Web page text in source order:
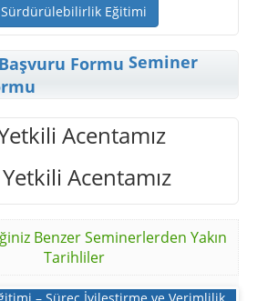
Sürdürülebilirlik Eğitimi
Seminer
Acentamız
Benzer Seminerlerden Yakın
Tarihliler